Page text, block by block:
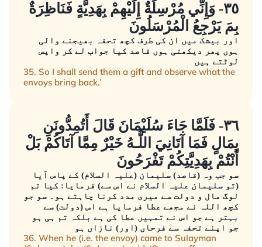
٣٥- وَإِنِّي مُرْسِلَةٌ إِلَيْهِمْ بِهَدِيَّةٍ فَنَاظِرَةٌ
بِمَ يَرْجِعُ الْمُرْسَلُونَ
اور بیشک میں ان کی طرف کچھ تحفہ بھیجنے والی
ہوں پھر دیکھتی ہوں قاصد کیا جواب لے کر واپس
لوٹتے ہیں
35. So I shall send them a gift and observe what the
envoys bring back.’
٣٦- فَلَمَّا جَاءَ سُلَيْمَانَ قَالَ أَتُمِدُّونَنِ
بِمَالٍ فَمَا آتَانِيَ اللَّـهُ خَيْرٌ مِمَّا آتَاكُمْ بَلْ
أَنْتُمْ بِهَدِيَّتِكُمْ تَفْرَحُونَ
سو جب وہ (قاصد) سلیمان (علیہ السلام) کے پاس آیا
(تو سلیمان علیہ السلام نے اس سے) فرمایا: کیا تم
لوگ مال و دولت سے میری مدد کرنا چاہتے ہو۔ سو جو
کچھ اللہ نے مجھے عطا فرمایا ہے اس (دولت) سے
بہتر ہے جو اس نے تمہیں عطا کی ہے بلکہ تم ہی ہو
جو اپنے تحفہ سے فرحاں (اور) نازاں ہو
36. When he (i.e. the envoy) came to Sulayman